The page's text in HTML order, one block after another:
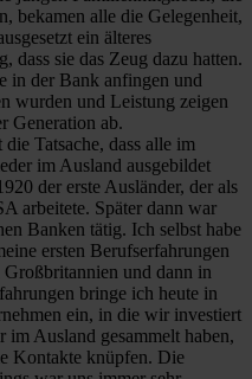
bekamen alle die Gelegenheit,
ein älteres
dass sie das Zeug dazu hatten.
in der Bank anfingen und
wurden und Leistung zeigen
Generation ab.
Tatsache, dass alle im
im Ausland ausgebildet
der erste Ausländer, der als
arbeitete. Später dann war
Banken tätig. Ich selbst habe
ersten Berufserfahrungen
Großbritannien und dann in
bringe ich heute in
ein, in die wir investiert
Ausland gesammelt haben,
Kontakte knüpfen. Die